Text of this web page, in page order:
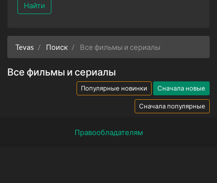
Найти
Tevas Поиск Все фильмы и сериалы
Все фильмы и сериалы
Популярные новинки Сначала новые
Сначала популярные
Правообладателям